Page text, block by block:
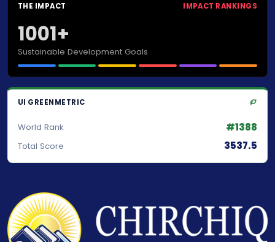
THE IMPACT IMPACT RANKINGS
1001+
Sustainable Development Goals
UI GREENMETRIC
World Rank #1388
Total Score 3537.5